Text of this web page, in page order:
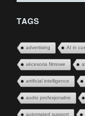
TAGS
advertising AI in
akcesoria filmowe
artificial intelligence
audio profesjonalne
automated support